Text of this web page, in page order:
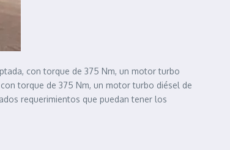
con torque de 375 Nm, un motor turbo
torque de 375 Nm, un motor turbo diésel de
requerimientos que puedan tener los